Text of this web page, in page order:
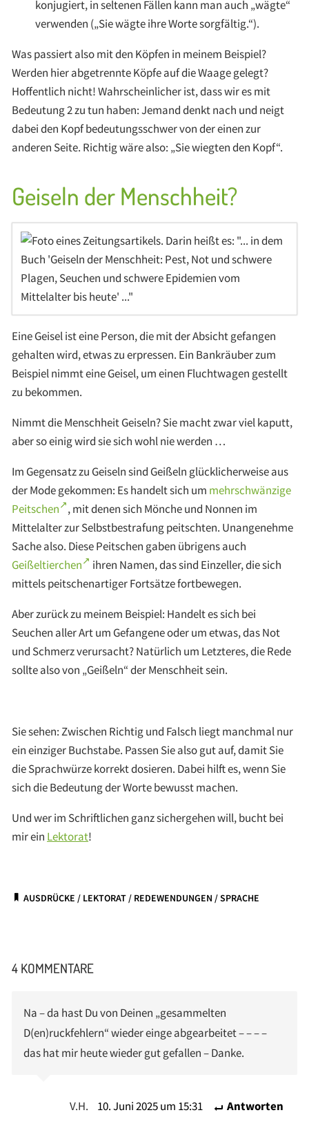
konjugiert, in seltenen Fällen kann man auch „wägte“
verwenden („Sie wägte ihre Worte sorgfältig.“).
Was passiert also mit den Köpfen in meinem Beispiel?
Werden hier abgetrennte Köpfe auf die Waage gelegt?
Hoffentlich nicht! Wahrscheinlicher ist, dass wir es mit
Bedeutung 2 zu tun haben: Jemand denkt nach und neigt
dabei den Kopf bedeutungsschwer von der einen zur
anderen Seite. Richtig wäre also: „Sie wiegten den Kopf“.
Geiseln der Menschheit?
Eine Geisel ist eine Person, die mit der Absicht gefangen
gehalten wird, etwas zu erpressen. Ein Bankräuber zum
Beispiel nimmt eine Geisel, um einen Fluchtwagen gestellt
zu bekommen.
Nimmt die Menschheit Geiseln? Sie macht zwar viel kaputt,
aber so einig wird sie sich wohl nie werden …
Im Gegensatz zu Geiseln sind Geißeln glücklicherweise aus
der Mode gekommen: Es handelt sich um mehrschwänzige
Peitschen
, mit denen sich Mönche und Nonnen im
Mittelalter zur Selbstbestrafung peitschten. Unangenehme
Sache also. Diese Peitschen gaben übrigens auch
Geißeltierchen
ihren Namen, das sind Einzeller, die sich
mittels peitschenartiger Fortsätze fortbewegen.
Aber zurück zu meinem Beispiel: Handelt es sich bei
Seuchen aller Art um Gefangene oder um etwas, das Not
und Schmerz verursacht? Natürlich um Letzteres, die Rede
sollte also von „Geißeln“ der Menschheit sein.
Sie sehen: Zwischen Richtig und Falsch liegt manchmal nur
ein einziger Buchstabe. Passen Sie also gut auf, damit Sie
die Sprachwürze korrekt dosieren. Dabei hilft es, wenn Sie
sich die Bedeutung der Worte bewusst machen.
Und wer im Schriftlichen ganz sichergehen will, bucht bei
mir ein Lektorat!
AUSDRÜCKE / LEKTORAT/ REDEWENDUNGEN /SPRACHE
4 KOMMENTARE
Na – da hast Du von Deinen „gesammelten
D(en)ruckfehlern“ wieder einge abgearbeitet – – – –
das hat mir heute wieder gut gefallen – Danke.
V.H. 10. Juni 2025 um 15:31 Antworten